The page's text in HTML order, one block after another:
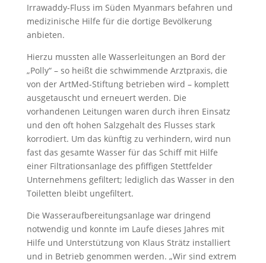
Irrawaddy-Fluss im Süden Myanmars befahren und
medizinische Hilfe für die dortige Bevölkerung
anbieten.
Hierzu mussten alle Wasserleitungen an Bord der
„Polly“ – so heißt die schwimmende Arztpraxis, die
von der ArtMed-Stiftung betrieben wird – komplett
ausgetauscht und erneuert werden. Die
vorhandenen Leitungen waren durch ihren Einsatz
und den oft hohen Salzgehalt des Flusses stark
korrodiert. Um das künftig zu verhindern, wird nun
fast das gesamte Wasser für das Schiff mit Hilfe
einer Filtrationsanlage des pfiffigen Stettfelder
Unternehmens gefiltert; lediglich das Wasser in den
Toiletten bleibt ungefiltert.
Die Wasseraufbereitungsanlage war dringend
notwendig und konnte im Laufe dieses Jahres mit
Hilfe und Unterstützung von Klaus Strätz installiert
und in Betrieb genommen werden. „Wir sind extrem